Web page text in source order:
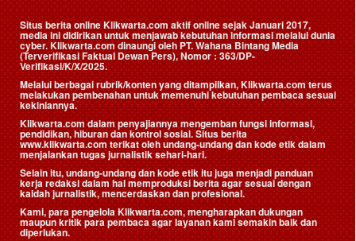
Situs berita online Klikwarta.com aktif online sejak Januari 2017,
media ini didirikan untuk menjawab kebutuhan informasi melalui dunia
cyber. Klikwarta.com dinaungi oleh PT. Wahana Bintang Media
(Terverifikasi Faktual Dewan Pers), Nomor : 363/DP-
Verifikasi/K/X/2025.
Melalui berbagai rubrik/konten yang ditampilkan, Klikwarta.com terus
melakukan pembenahan untuk memenuhi kebutuhan pembaca sesuai
kekiniannya.
Klikwarta.com dalam penyajiannya mengemban fungsi informasi,
pendidikan, hiburan dan kontrol sosial. Situs berita
www.klikwarta.com terikat oleh undang-undang dan kode etik dalam
menjalankan tugas jurnalistik sehari-hari.
Selain itu, undang-undang dan kode etik itu juga menjadi panduan
kerja redaksi dalam hal memproduksi berita agar sesuai dengan
kaidah jurnalistik, mencerdaskan dan profesional.
Kami, para pengelola Klikwarta.com, mengharapkan dukungan
maupun kritik para pembaca agar layanan kami semakin baik dan
diperlukan.